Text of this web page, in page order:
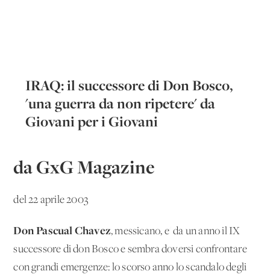
IRAQ: il successore di Don Bosco,
'una guerra da non ripetere' da
Giovani per i Giovani
da GxG Magazine
del 22 aprile 2003
Don Pascual Chavez, messicano, e' da un anno il IX
successore di don Bosco e sembra doversi confrontare
con grandi emergenze: lo scorso anno lo scandalo degli